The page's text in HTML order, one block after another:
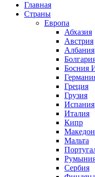
Главная
Страны
Европа
Абхазия
Австрия
Албания
Босния
Греция
Грузия
Испания
Италия
Кипр
Мальта
Сербия